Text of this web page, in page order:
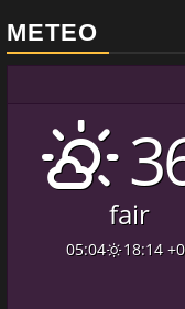
METEO
fair
05:04 18:14